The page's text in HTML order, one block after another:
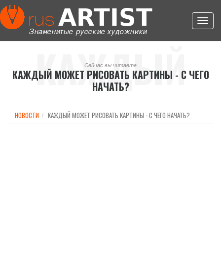
КАЖДЫЙ
МОЖЕТ
Сейчас вы читаете
КАЖДЫЙ МОЖЕТ РИСОВАТЬ КАРТИНЫ - С ЧЕГО
НАЧАТЬ?
НОВОСТИ КАЖДЫЙ МОЖЕТ РИСОВАТЬ КАРТИНЫ - С ЧЕГО НАЧАТЬ?